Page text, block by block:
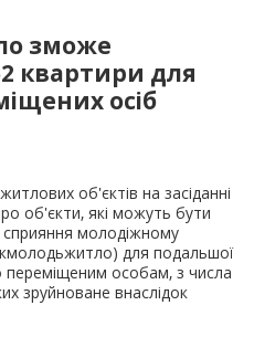
зможе
квартири для
осіб
об'єктів на засіданні
об'єкти, які можуть бути
молодіжному
для подальшої
переміщеним особам, з числа
зруйноване внаслідок